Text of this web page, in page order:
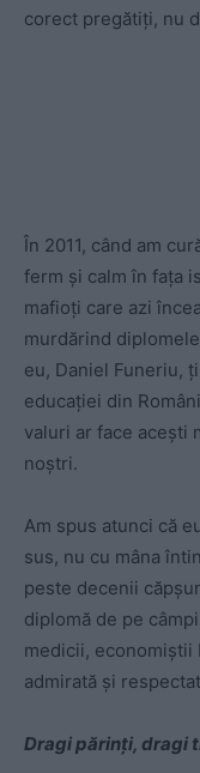
corect pregătiți, nu
În 2011, când am
ferm și calm în fața
mafioți care azi
murdărind
eu, Daniel Funeriu,
educației din
valuri ar face acești
noștri.
Am spus atunci că
sus, nu cu mâna
peste decenii
diplomă de pe
medicii, economiștii
admirată și
Dragi părinți, dragi